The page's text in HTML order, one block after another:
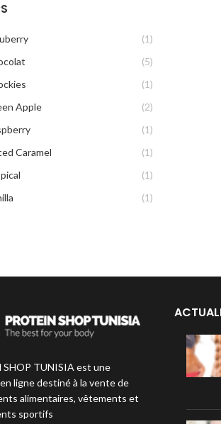
(1)
(5)
(1)
Apple
(2)
(1)
Caramel
(1)
(1)
(1)
SHOP TUNISIA est une
ligne destiné à la vente de
alimentaires, vêtements et
sportifs